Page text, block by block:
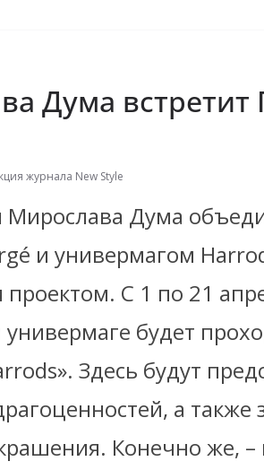
Дума встретит
журнала New Style
Мирослава Дума
и универмагом
С 1 по 21
будет
Здесь будут
а
Конечно же, –